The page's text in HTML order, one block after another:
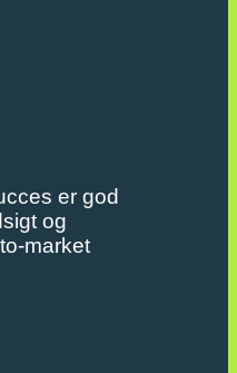
er god
og
market